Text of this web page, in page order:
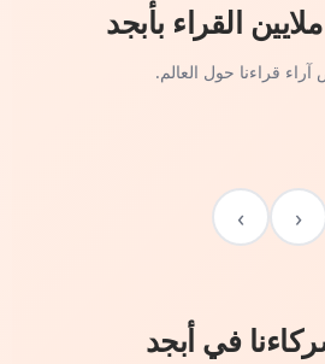
القراء بأبجد
قراءنا حول العالم.
‹
›
في أبجد